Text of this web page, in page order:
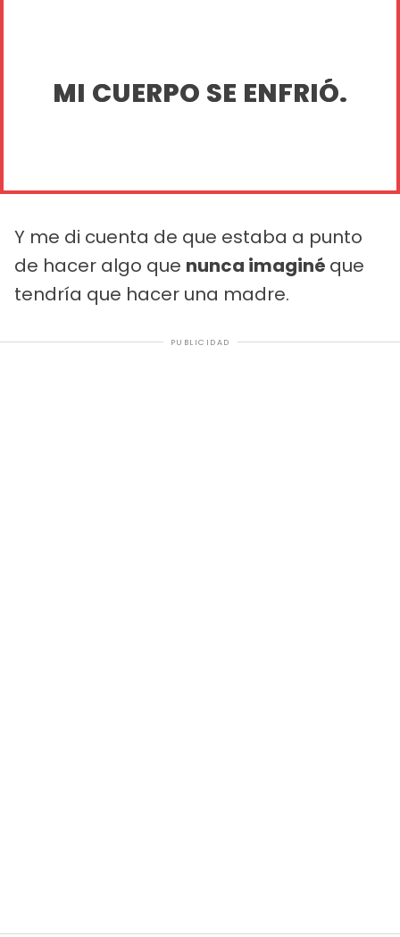
MI CUERPO SE ENFRIÓ.
Y me di cuenta de que estaba a punto
de hacer algo que nunca imaginé que
tendría que hacer una madre.
PUBLICIDAD